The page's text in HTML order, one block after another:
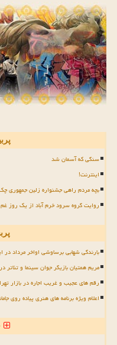
سنگی که آسمان شد
اینترنت!
بچه مردم راهی جشنواره زلین جمهوری
روایت گروه سرود خرم آباد از یک روز غم
بارندگی شهابی برساوشی اواخر مرداد در
مریم همتیان بازیگر جوان سینما و
رقم های عجیب و غریب اجاره در بازار
اعلام ویژه برنامه های هنری پیاده روی